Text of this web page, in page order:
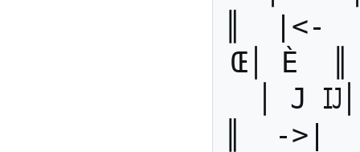
║  |<-
Œ│ È
│ J
║  ->|